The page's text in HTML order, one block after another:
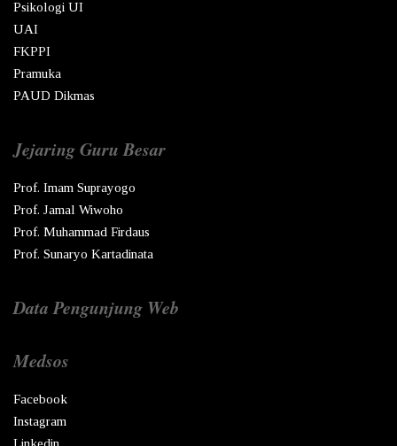
Psikologi UI
UAI
FKPPI
Pramuka
PAUD Dikmas
Jejaring Guru Besar
Prof. Imam Suprayogo
Prof. Jamal Wiwoho
Prof. Muhammad Firdaus
Prof. Sunaryo Kartadinata
Data Pengunjung Web
Medsos
Facebook
Instagram